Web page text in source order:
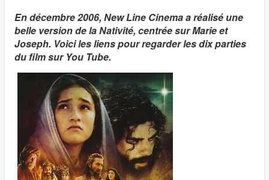
En décembre 2006, New Line Cinema a réalisé une
belle version de la Nativité, centrée sur Marie et
Joseph. Voici les liens pour regarder les dix parties
du film sur You Tube.